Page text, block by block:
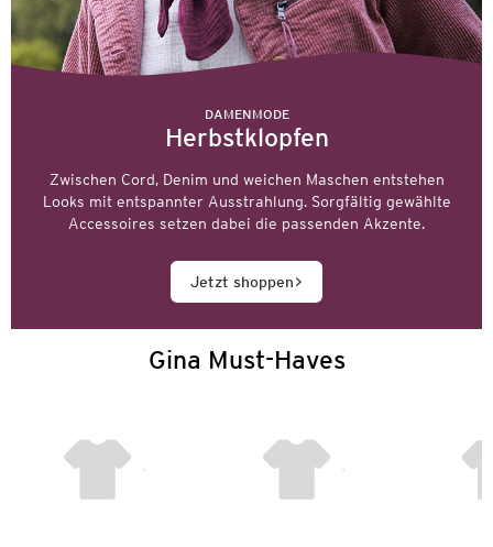
DAMENMODE
Herbstklopfen
Zwischen Cord, Denim und weichen Maschen entstehen
Looks mit entspannter Ausstrahlung. Sorgfältig gewählte
Accessoires setzen dabei die passenden Akzente.
Jetzt shoppen
Gina Must-Haves